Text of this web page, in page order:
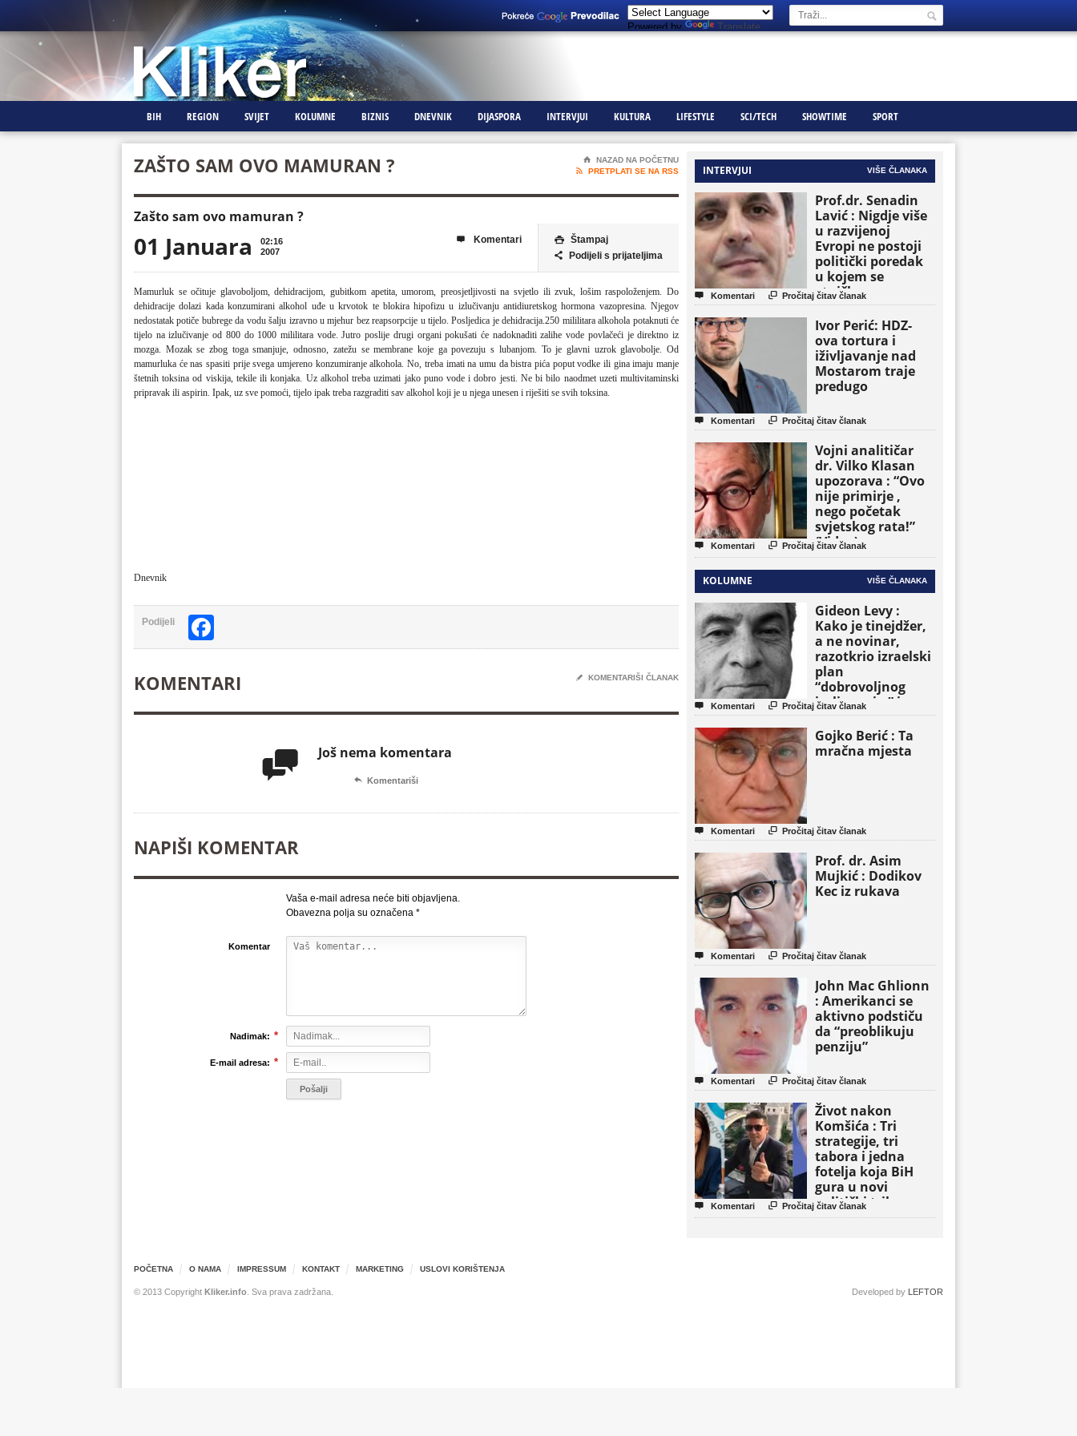
Powered by Translate
BIH REGION SVIJET KOLUMNE BIZNIS DNEVNIK DIJASPORA INTERVJUI KULTURA LIFESTYLE SCI/TECH SHOWTIME SPORT
ZAŠTO SAM OVO MAMURAN ? ⌂
NAZAD NA POČETNU

PRETPLATI SE NA RSS
Zašto sam ovo mamuran ?
01 Januara
02:16
2007
 Štampaj
 Podijeli s prijateljima
 Komentari
Mamurluk se očituje glavoboljom, dehidracijom, gubitkom apetita, umorom, preosjetljivosti na svjetlo ili zvuk, lošim raspoloženjem. Do
dehidracije dolazi kada konzumirani alkohol uđe u krvotok te blokira hipofizu u izlučivanju antidiuretskog hormona vazopresina. Njegov
nedostatak potiče bubrege da vodu šalju izravno u mjehur bez reapsorpcije u tijelo. Posljedica je dehidracija.250 mililitara alkohola potaknuti će
tijelo na izlučivanje od 800 do 1000 mililitara vode. Jutro poslije drugi organi pokušati će nadoknaditi zalihe vode povlačeći je direktno iz
mozga. Mozak se zbog toga smanjuje, odnosno, zatežu se membrane koje ga povezuju s lubanjom. To je glavni uzrok glavobolje. Od
mamurluka će nas spasiti prije svega umjereno konzumiranje alkohola. No, treba imati na umu da bistra pića poput vodke ili gina imaju manje
štetnih toksina od viskija, tekile ili konjaka. Uz alkohol treba uzimati jako puno vode i dobro jesti. Ne bi bilo naodmet uzeti multivitaminski
pripravak ili aspirin. Ipak, uz sve pomoći, tijelo ipak treba razgraditi sav alkohol koji je u njega unesen i riješiti se svih toksina.
Dnevnik
Podijeli
KOMENTARI ✎ KOMENTARIŠI ČLANAK
 Još nema komentara
 Komentariši
NAPIŠI KOMENTAR
Vaša e-mail adresa neće biti objavljena.
Obavezna polja su označena *
Komentar
Nadimak: *
E-mail adresa: *
INTERVJUI VIŠE ČLANAKA
Prof.dr. Senadin
Lavić : Nigdje više
u razvijenoj
Evropi ne postoji
politički poredak
u kojem se
etničke grupe
pojavljuju kao
osnovne političke
jedinice
 Komentari  Pročitaj čitav članak
Ivor Perić: HDZ-
ova tortura i
iživljavanje nad
Mostarom traje
predugo
 Komentari  Pročitaj čitav članak
Vojni analitičar
dr. Vilko Klasan
upozorava : “Ovo
nije primirje ,
nego početak
svjetskog rata!”
(Video)
 Komentari  Pročitaj čitav članak
KOLUMNE VIŠE ČLANAKA
Gideon Levy :
Kako je tinejdžer,
a ne novinar,
razotkrio izraelski
plan
“dobrovoljnog
iseljavanja ” iz
Gaze
 Komentari  Pročitaj čitav članak
Gojko Berić : Ta
mračna mjesta
 Komentari  Pročitaj čitav članak
Prof. dr. Asim
Mujkić : Dodikov
Kec iz rukava
 Komentari  Pročitaj čitav članak
John Mac Ghlionn
: Amerikanci se
aktivno podstiču
da “preoblikuju
penziju”
 Komentari  Pročitaj čitav članak
Život nakon
Komšića : Tri
strategije, tri
tabora i jedna
fotelja koja BiH
gura u novi
politički triler
 Komentari  Pročitaj čitav članak
POČETNA O NAMA IMPRESSUM KONTAKT MARKETING USLOVI KORIŠTENJA
© 2013 Copyright Kliker.info. Sva prava zadržana. Developed by LEFTOR